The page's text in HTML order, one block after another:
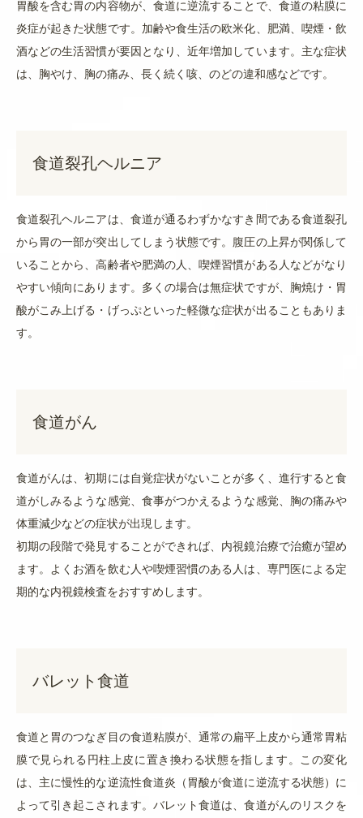
胃酸を含む胃の内容物が、食道に逆流することで、食道の粘膜に
炎症が起きた状態です。加齢や食生活の欧米化、肥満、喫煙・飲
酒などの生活習慣が要因となり、近年増加しています。主な症状
は、胸やけ、胸の痛み、長く続く咳、のどの違和感などです。
食道裂孔ヘルニア
食道裂孔ヘルニアは、食道が通るわずかなすき間である食道裂孔
から胃の一部が突出してしまう状態です。腹圧の上昇が関係して
いることから、高齢者や肥満の人、喫煙習慣がある人などがなり
やすい傾向にあります。多くの場合は無症状ですが、胸焼け・胃
酸がこみ上げる・げっぷといった軽微な症状が出ることもありま
す。
食道がん
食道がんは、初期には自覚症状がないことが多く、進行すると食
道がしみるような感覚、食事がつかえるような感覚、胸の痛みや
体重減少などの症状が出現します。
初期の段階で発見することができれば、内視鏡治療で治癒が望め
ます。よくお酒を飲む人や喫煙習慣のある人は、専門医による定
期的な内視鏡検査をおすすめします。
バレット食道
食道と胃のつなぎ目の食道粘膜が、通常の扁平上皮から通常胃粘
膜で見られる円柱上皮に置き換わる状態を指します。この変化
は、主に慢性的な逆流性食道炎（胃酸が食道に逆流する状態）に
よって引き起こされます。バレット食道は、食道がんのリスクを